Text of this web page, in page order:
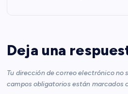
c
i
Deja una
Tu dirección de correo electrónico no
campos obligatorios están marcados